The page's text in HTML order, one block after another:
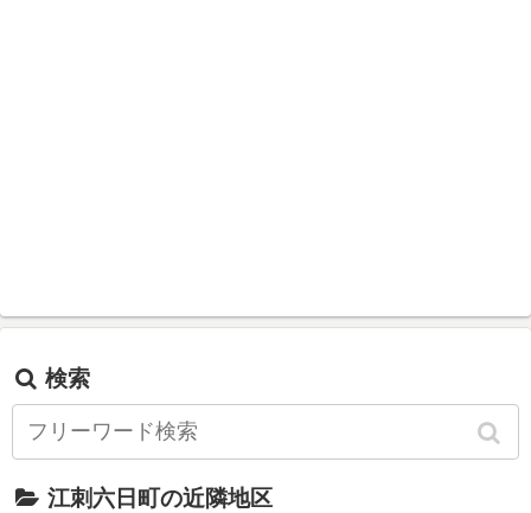
検索
江刺六日町の近隣地区